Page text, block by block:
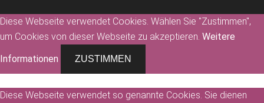
Diese Webseite verwendet Cookies. Wählen Sie "Zustimmen",
um Cookies von dieser Webseite zu akzeptieren. Weitere
Informationen
ZUSTIMMEN
Diese Webseite verwendet so genannte Cookies. Sie dienen